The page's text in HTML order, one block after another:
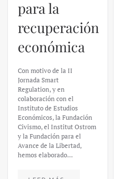
– Álvaro
Martín
https://
content/uploads/2022/05/
Este informe analiza las
dinámicas del sector de los
VTC en España tras la
aprobación del Real
Decreto 13/2018, a través
del…
LEER MÁS…